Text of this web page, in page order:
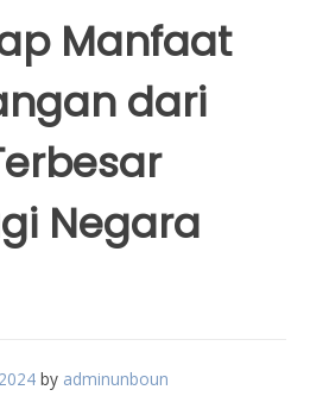
Manfaat
dari
Negara
by adminunboun